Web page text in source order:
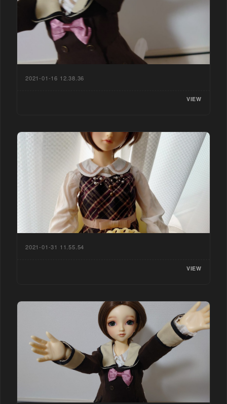
2021-01-16 12.38.36
VIEW
2021-01-31 11.55.54
VIEW